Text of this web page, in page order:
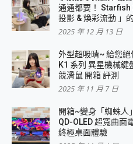
通通都要！ Starfish
投影 & 煥彩流動 」
2025 年 12 月 13 日
外型超吸晴~ 給您
K1 系列 異星機械
競滑鼠 開箱 評測
2025 年 11 月 7 日
開箱~變身「蜘蛛人
QD-OLED 超寬曲面
終極桌面體驗